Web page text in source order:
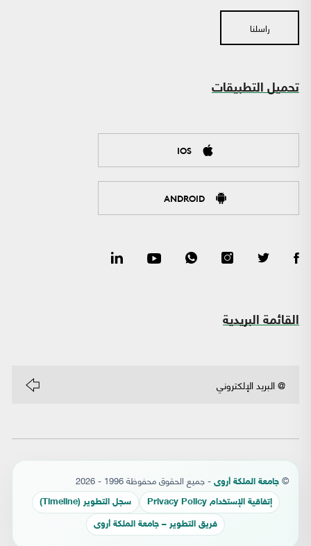
راسلنا
تحميل التطبيقات
IOS
ANDROID
القائمة البريدية
© جامعة الملكة أروى - جميع الحقوق محفوظة 1996 - 2026
إتفاقية الإستخدام Privacy Policy سجل التطوير (Timeline)
فريق التطوير – جامعة الملكة أروى